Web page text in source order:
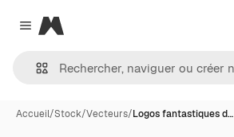
Close menu
Magnific
Accueil/Stock/Vecteurs/Logos fantastiques d…